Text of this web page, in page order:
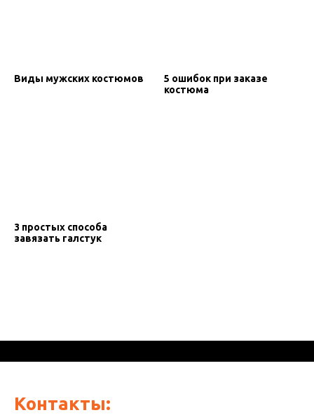
Виды мужских костюмов
5 ошибок при заказе
костюма
3 простых способа
завязать галстук
Контакты: